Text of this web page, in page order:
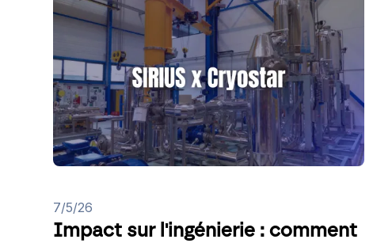
7/5/26
Impact sur l'ingénierie : comment